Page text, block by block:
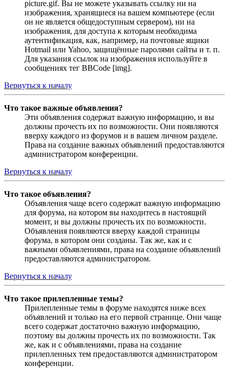
picture.gif. Вы не можете указывать ссылку ни на
изображения, хранящиеся на вашем компьютере (если
он не является общедоступным сервером), ни на
изображения, для доступа к которым необходима
аутентификация, как, например, на почтовые ящики
Hotmail или Yahoo, защищённые паролями сайты и т. п.
Для указания ссылок на изображения используйте в
сообщениях тег BBCode [img].
Вернуться к началу
Что такое важные объявления?
Эти объявления содержат важную информацию, и вы
должны прочесть их по возможности. Они появляются
вверху каждого из форумов и в вашем личном разделе.
Права на создание важных объявлений предоставляются
администратором конференции.
Вернуться к началу
Что такое объявления?
Объявления чаще всего содержат важную информацию
для форума, на котором вы находитесь в настоящий
момент, и вы должны прочесть их по возможности.
Объявления появляются вверху каждой страницы
форума, в котором они созданы. Так же, как и с
важными объявлениями, права на создание объявлений
предоставляются администратором.
Вернуться к началу
Что такое прилепленные темы?
Прилепленные темы в форуме находятся ниже всех
объявлений и только на его первой странице. Они чаще
всего содержат достаточно важную информацию,
поэтому вы должны прочесть их по возможности. Так
же, как и с объявлениями, права на создание
прилепленных тем предоставляются администратором
конференции.